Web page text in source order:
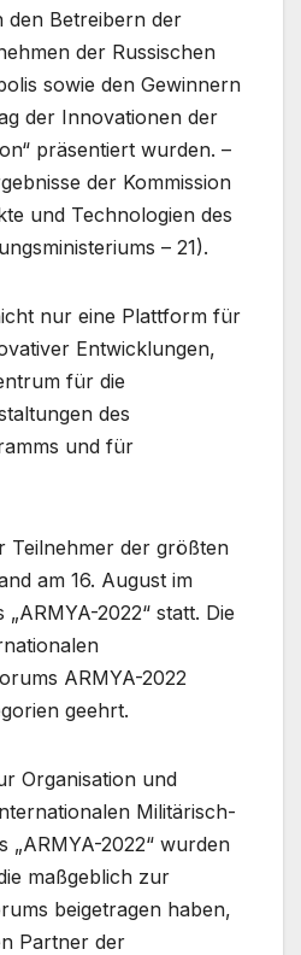
den Betreibern der
der Russischen
sowie den Gewinnern
der Innovationen der
präsentiert wurden. –
der Kommission
und Technologien des
– 21).
nur eine Plattform für
Entwicklungen,
für die
des
und für
Teilnehmer der größten
am 16. August im
2022“ statt. Die
ARMYA-2022
geehrt.
Organisation und
Militärisch-
„ARMYA-2022“ wurden
maßgeblich zur
beigetragen haben,
Partner der